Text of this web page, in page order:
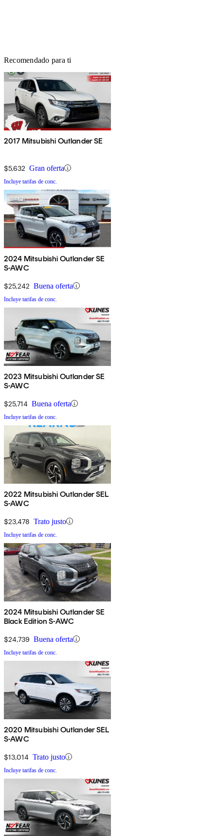
Recomendado para ti
2017 Mitsubishi Outlander SE
$5,632 Gran oferta
Incluye tarifas de conc.
2024 Mitsubishi Outlander SE
S-AWC
$25,242 Buena oferta
Incluye tarifas de conc.
2023 Mitsubishi Outlander SE
S-AWC
$25,714 Buena oferta
Incluye tarifas de conc.
2022 Mitsubishi Outlander SEL
S-AWC
$23,478 Trato justo
Incluye tarifas de conc.
2024 Mitsubishi Outlander SE
Black Edition S-AWC
$24,739 Buena oferta
Incluye tarifas de conc.
2020 Mitsubishi Outlander SEL
S-AWC
$13,014 Trato justo
Incluye tarifas de conc.